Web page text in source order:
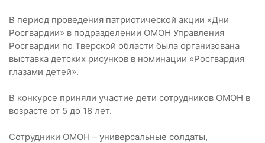
В период проведения патриотической акции «Дни
Росгвардии» в подразделении ОМОН Управления
Росгвардии по Тверской области была организована
выставка детских рисунков в номинации «Росгвардия
глазами детей».
В конкурсе приняли участие дети сотрудников ОМОН в
возрасте от 5 до 18 лет.
Сотрудники ОМОН – универсальные солдаты,